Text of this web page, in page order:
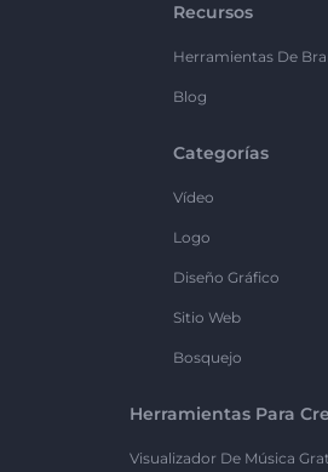
Recursos
Herramientas De
Blog
Categorías
Vídeo
Logo
Diseño Gráfico
Sitio Web
Bosquejo
Herramientas Para
Visualizador De Música